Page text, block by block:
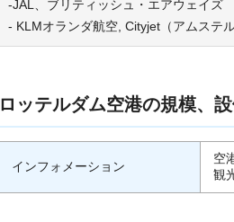
-JAL、ブリティッシュ・エアウェイズ
- KLMオランダ航空, Cityjet（アムステ
ロッテルダム空港の規模、
インフォメーション
空
観